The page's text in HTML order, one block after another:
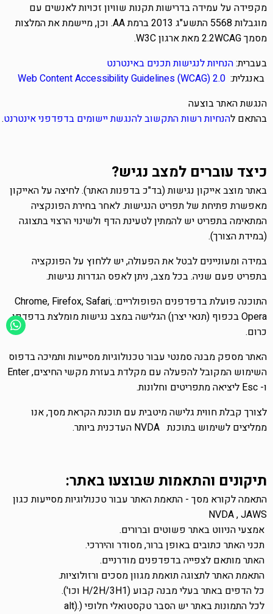
מקפידה על עמידה בדרישות תקנות שוויון זכויות לאנשים עם
מוגבלות 5568 התשע"ג 2013 ברמת
AA. וכן, מיישמת את המלצות
מסמךWCAG2.2 מאת ארגון W3C
.
בעברית:הנחיותלנגישותתכנים באינטרנט
באנגלית: Web Content Accessibility Guidelines (WCAG) 2.0
הנגשת האתר בוצעה
בהתאם להנחיותרשותהתקשובלהנגשתיישומים בדפדפניאינטרנט.
כיצד עוברים למצב נגיש?
באתר מוצב אייקון נגישות (בד"כ בדפנות האתר). לחיצה על האייקון
מאפשרת פתיחת של תפריט הנגישות. לאחר בחירת הפונקציה
המתאימה בתפריט יש להמתין לטעינת הדף ולשינוי הרצוי בתצוגה
(במידת הצורך).
במידה ומעוניינים לבטל את הפעולה, יש ללחוץ על הפונקציה
בתפריט פעם שניה. בכל מצב, ניתן לאפס הגדרות נגישות.
התוכנה פועלת בדפדפנים הפופולריים:Chrome, Firefox, Safari,
Operaבכפוף (תנאי יצרן) הגלישה במצב נגישות מומלצת בדפדפן
כרום.
האתר מספק מבנה סמנטי עבור טכנולוגיות מסייעות ותמיכה בדפוס
השימוש המקובל להפעלה עם מקלדת בעזרת מקשי החיצים,Enter
ו- Esc ליציאה מתפריטים וחלונות.
לצורך קבלת חווית גלישה מיטבית עם תוכנת הקראת מסך, אנו
ממליצים לשימוש בתוכנת NVDA העדכנית ביותר.
תיקונים והתאמות שבוצעו באתר:
התאמה לקורא מסך - התאמת האתר עבור טכנולוגיות מסייעות כגון
NVDA , JAWS
אמצעי הניווט באתר פשוטים וברורים.
תכני האתר כתובים באופן ברור, מסודר והיררכי.
האתר מותאם לצפייה בדפדפנים מודרניים.
התאמת האתר לתצוגה תואמת מגוון מסכים ורזולוציות.
כל הדפים באתר בעלי מבנה קבוע (1 H/2H/3H וכו').
לכל התמונות באתר יש הסבר טקסטואלי חלופי (alt).